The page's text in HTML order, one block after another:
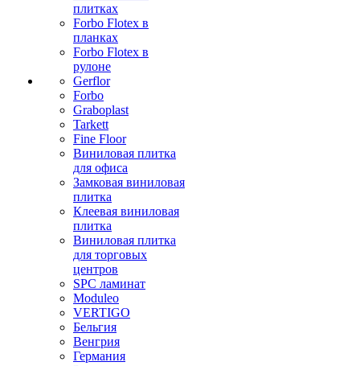
плитках
Forbo Flotex в
планках
Forbo Flotex в
рулоне
Gerflor
Forbo
Graboplast
Tarkett
Fine Floor
Виниловая плитка
для офиса
Замковая виниловая
плитка
Клеевая виниловая
плитка
Виниловая плитка
для торговых
центров
SPC ламинат
Moduleo
VERTIGO
Бельгия
Венгрия
Германия